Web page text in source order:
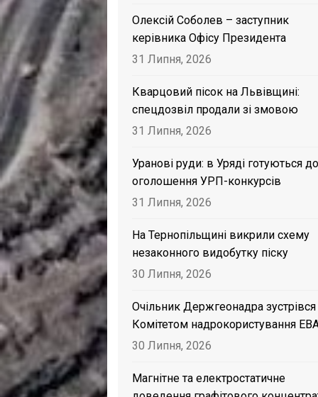
Олексій Соболев – заступник
керівника Офісу Президента
31 Липня, 2026
Кварцовий пісок на Львівщині:
спецдозвіл продали зі змовою
31 Липня, 2026
Уранові руди: в Уряді готуються до
оголошення УРП-конкурсів
31 Липня, 2026
На Тернопільщині викрили схему
незаконного видобутку піску
30 Липня, 2026
Очільник Держгеонадра зустрівся
Комітетом надрокористування
30 Липня, 2026
Магнітне та електростатичне